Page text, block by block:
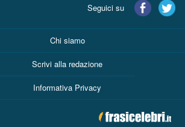
Seguici su
Chi siamo
Scrivi alla redazione
Informativa Privacy